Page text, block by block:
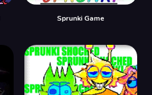
Sprunki Game